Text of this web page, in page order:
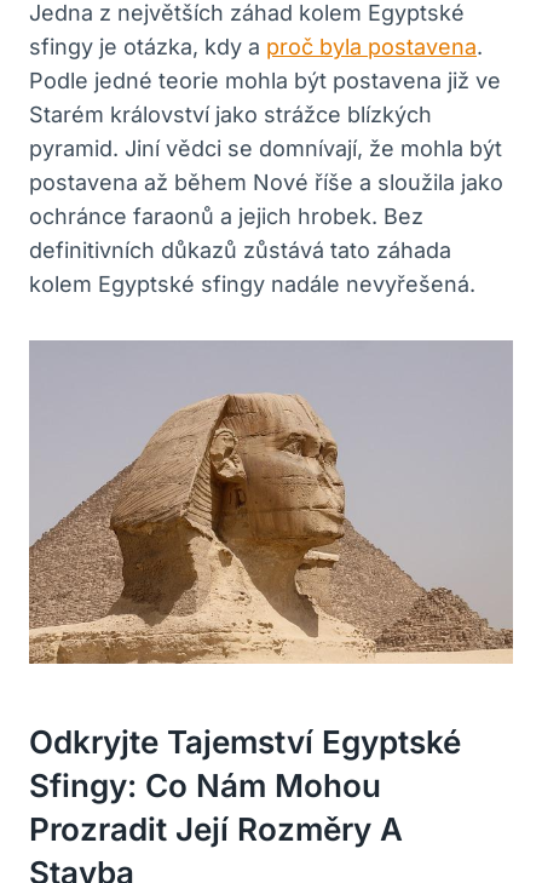
Jedna z největších záhad kolem Egyptské
sfingy je otázka, kdy a proč byla postavena.
Podle jedné teorie mohla být postavena již ve
Starém království jako strážce blízkých
pyramid. Jiní vědci se domnívají, že mohla být
postavena až během Nové říše a sloužila jako
ochránce faraonů a jejich hrobek. Bez
definitivních důkazů zůstává tato záhada
kolem Egyptské sfingy nadále nevyřešená.
Odkryjte Tajemství Egyptské
Sfingy: Co Nám Mohou
Prozradit Její Rozměry A
Stavba